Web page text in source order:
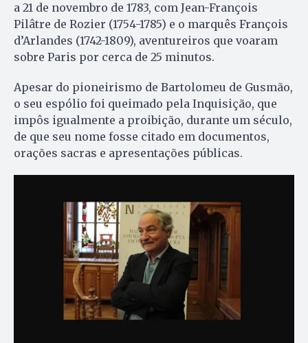
a 21 de novembro de 1783, com Jean-François
Pilâtre de Rozier (1754-1785) e o marquês François
d’Arlandes (1742-1809), aventureiros que voaram
sobre Paris por cerca de 25 minutos.
Apesar do pioneirismo de Bartolomeu de Gusmão,
o seu espólio foi queimado pela Inquisição, que
impôs igualmente a proibição, durante um século,
de que seu nome fosse citado em documentos,
orações sacras e apresentações públicas.